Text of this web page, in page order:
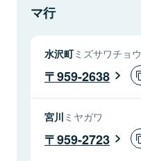
マ行
水沢町ミズサワチョウ
959-2638
宮川 ミヤガワ
959-2723